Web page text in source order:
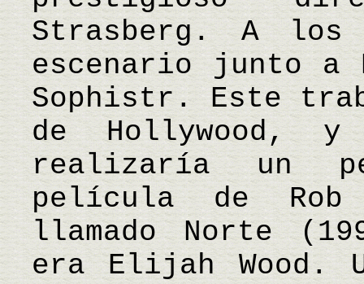
Strasberg. A
escenario junto a
Sophistr. Este
de Hollywood,
realizaría un
película de Rob
llamado Norte
era Elijah Wood.